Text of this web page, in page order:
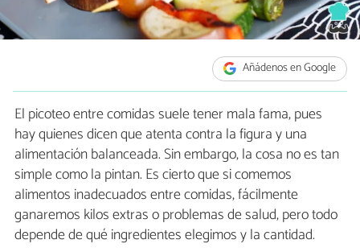
Añádenos en Google
El picoteo entre comidas suele tener mala fama, pues
hay quienes dicen que atenta contra la figura y una
alimentación balanceada. Sin embargo, la cosa no es tan
simple como la pintan. Es cierto que si comemos
alimentos inadecuados entre comidas, fácilmente
ganaremos kilos extras o problemas de salud, pero todo
depende de qué ingredientes elegimos y la cantidad.